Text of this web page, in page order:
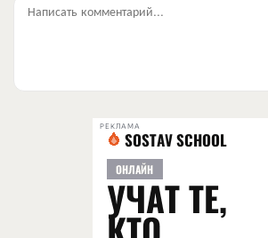
Написать комментарий...
РЕКЛАМА